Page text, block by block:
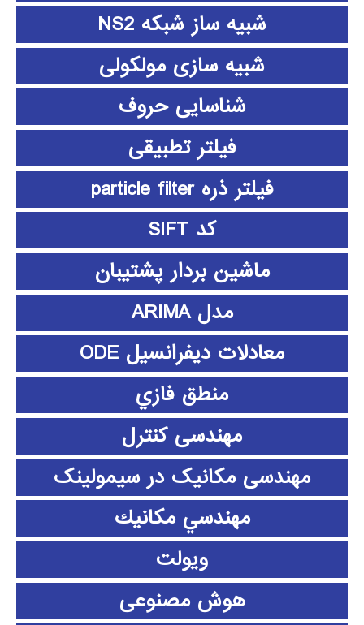
شبیه ساز شبکه NS2
شبیه سازی مولکولی
شناسایی حروف
فیلتر تطبیقی
فیلتر ذره particle filter
کد SIFT
ماشین بردار پشتیبان
مدل ARIMA
معادلات دیفرانسیل ODE
منطق فازي
مهندسی کنترل
مهندسی مکانیک در سیمولینک
مهندسي مكانيك
ویولت
هوش مصنوعی